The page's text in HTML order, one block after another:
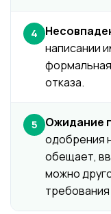
4
написании
отказа.
5 Ожидание
одобрения
обещает,
можно